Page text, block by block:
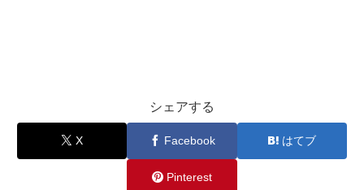
シェアする
X Facebook はてブ
Pinterest